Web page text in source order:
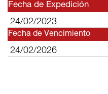
Fecha de Expedición
24/02/2023
Fecha de Vencimiento
24/02/2026